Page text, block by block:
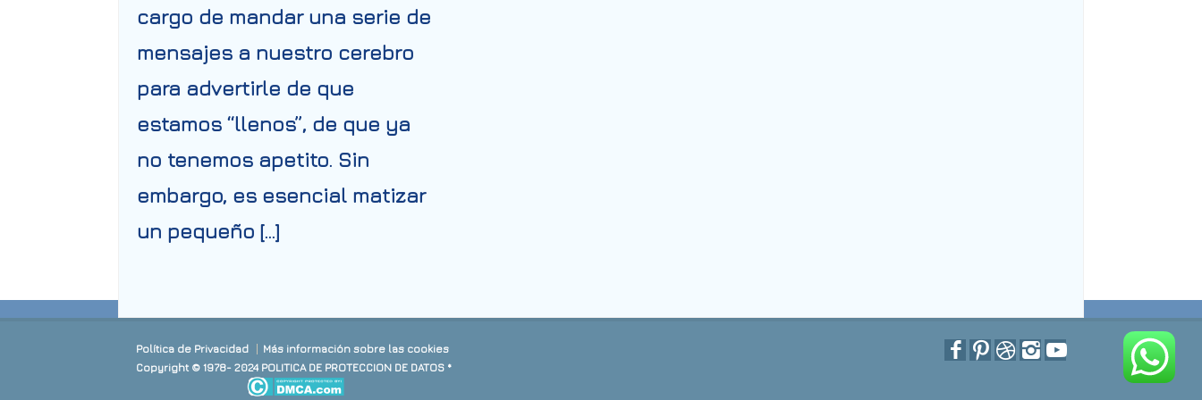
cargo de mandar una serie de
mensajes a nuestro cerebro
para advertirle de que
estamos “llenos”, de que ya
no tenemos apetito. Sin
embargo, es esencial matizar
un pequeño […]
Política de Privacidad
Más información sobre las cookies
Copyright © 1978- 2024 POLITICA DE PROTECCION DE DATOS *